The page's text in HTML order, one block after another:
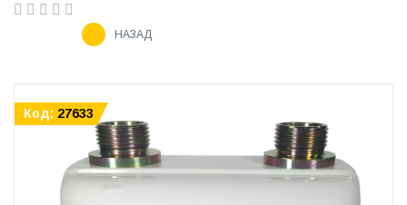
НАЗАД
Код: 27633